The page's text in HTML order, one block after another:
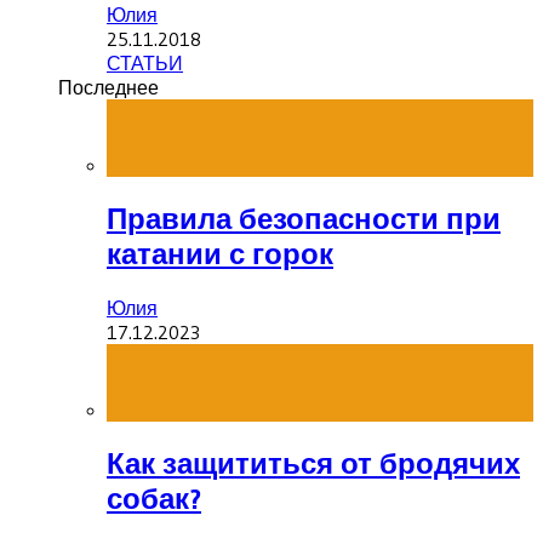
Юлия
25.11.2018
СТАТЬИ
Последнее
Правила безопасности при
катании с горок
Юлия
17.12.2023
Как защититься от бродячих
собак?